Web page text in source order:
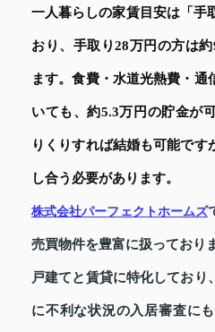
一人暮らしの家賃目安は「手
おり、手取り28万円の方は
ます。食費・水道光熱費・通
いても、約5.3万円の貯金が
りくりすれば結婚も可能です
し合う必要があります。
株式会社パーフェクトホームズ
売買物件を豊富に扱っており
戸建てと賃貸に特化しており
に不利な状況の入居審査に